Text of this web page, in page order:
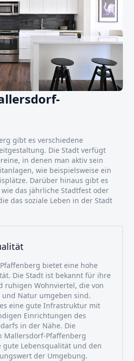
gibt es verschiedene
Die Stadt verfügt
in denen man aktiv sein
wie beispielsweise ein
Darüber hinaus gibt es
das jährliche Stadtfest oder
das soziale Leben in der Stadt
bietet eine hohe
Die Stadt ist bekannt für ihre
ruhigen Wohnviertel, die von
und Natur umgeben sind.
eine gute Infrastruktur mit
Einrichtungen des
in der Nähe. Die
Mallersdorf-Pfaffenberg
gute Lebensqualität und den
der Umgebung.